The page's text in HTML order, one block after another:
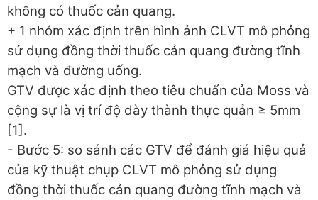
không có thuốc cản quang.
+ 1 nhóm xác định trên hình ảnh CLVT mô phỏng
sử dụng đồng thời thuốc cản quang đường tĩnh
mạch và đường uống.
GTV được xác định theo tiêu chuẩn của Moss và
cộng sự là vị trí độ dày thành thực quản ≥ 5mm
[1].
- Bước 5: so sánh các GTV để đánh giá hiệu quả
của kỹ thuật chụp CLVT mô phỏng sử dụng
đồng thời thuốc cản quang đường tĩnh mạch và